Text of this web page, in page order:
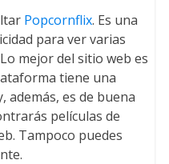
Popcornflix. Es una
para ver varias
mejor del sitio web es
tiene una
además, es de buena
películas de
Tampoco puedes